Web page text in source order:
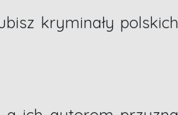
kryminały polskich